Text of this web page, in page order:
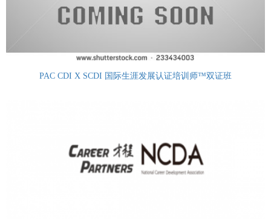
PAC CDI X SCDI 国际生涯发展认证培训师™双证班